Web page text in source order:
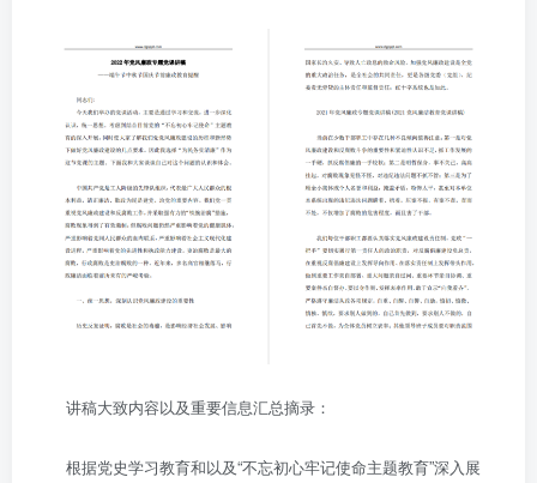
讲稿大致内容以及重要信息汇总摘录：
根据党史学习教育和以及“不忘初心牢记使命主题教育”深入展